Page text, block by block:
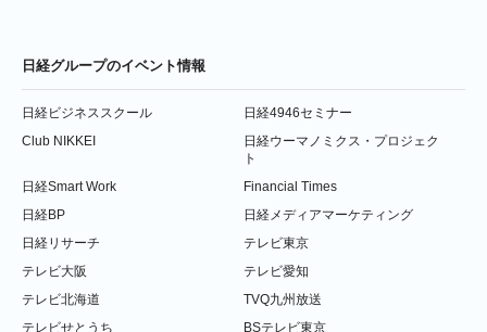
日経グループのイベント情報
日経ビジネススクール
日経4946セミナー
Club NIKKEI
日経ウーマノミクス・プロジェク
ト
日経Smart Work
Financial Times
日経BP
日経メディアマーケティング
日経リサーチ
テレビ東京
テレビ大阪
テレビ愛知
テレビ北海道
TVQ九州放送
テレビせとうち
BSテレビ東京